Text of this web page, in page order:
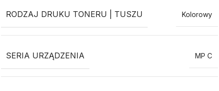
RODZAJ DRUKU TONERU | TUSZU Kolorowy
SERIA URZĄDZENIA MP C